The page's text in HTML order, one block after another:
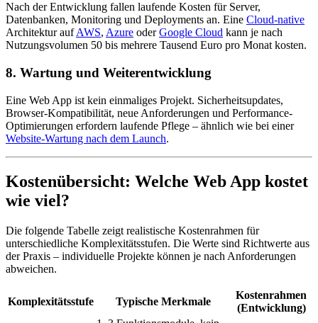
Nach der Entwicklung fallen laufende Kosten für Server,
Datenbanken, Monitoring und Deployments an. Eine Cloud-native
Architektur aufAWS, Azure oderGoogle Cloud kann je nach
Nutzungsvolumen 50 bis mehrere Tausend Euro pro Monat kosten.
8. Wartung und Weiterentwicklung
Eine Web App ist kein einmaliges Projekt. Sicherheitsupdates,
Browser-Kompatibilität, neue Anforderungen und Performance-
Optimierungen erfordern laufende Pflege – ähnlich wie bei einer
Website-Wartung nach dem Launch.
Kostenübersicht: Welche Web App kostet
wie viel?
Die folgende Tabelle zeigt realistische Kostenrahmen für
unterschiedliche Komplexitätsstufen. Die Werte sind Richtwerte aus
der Praxis – individuelle Projekte können je nach Anforderungen
abweichen.
Komplexitätsstufe Typische Merkmale
Kostenrahmen
(Entwicklung)